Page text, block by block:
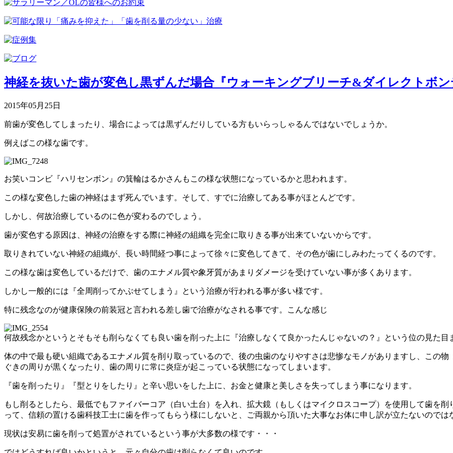
神経を抜いた歯が変色し黒ずんだ場合『ウォーキングブリーチ&ダイレクトボ
2015年05月25日
前歯が変色してしまったり、場合によっては黒ずんだりしている方もいらっしゃるんではないでしょうか。
例えばこの様な歯です。
お笑いコンビ『ハリセンボン』の箕輪はるかさんもこの様な状態になっているかと思われます。
この様な変色した歯の神経はまず死んでいます。そして、すでに治療してある事がほとんどです。
しかし、何故治療しているのに色が変わるのでしょう。
歯が変色する原因は、神経の治療をする際に神経の組織を完全に取りきる事が出来ていないからです。
取りきれていない神経の組織が、長い時間経つ事によって徐々に変色してきて、その色が歯にしみわたってくるのです。
この様な歯は変色しているだけで、歯のエナメル質や象牙質があまりダメージを受けていない事が多くあります。
しかし一般的には『全周削ってかぶせてしまう』という治療が行われる事が多い様です。
特に残念なのが健康保険の前装冠と言われる差し歯で治療がなされる事です。こんな感じ
何故残念かというとそもそも削らなくても良い歯を削った上に『治療しなくて良かったんじゃないの？』という位の見た目
体の中で最も硬い組織であるエナメル質を削り取っているので、後の虫歯のなりやすさは悲惨なモノがありますし、この
ぐきの周りが黒くなったり、歯の周りに常に炎症が起こっている状態になってしまいます。
『歯を削ったり』『型とりをしたり』と辛い思いをした上に、お金と健康と美しさを失ってしまう事になります。
もし削るとしたら、最低でもファイバーコア（白い土台）を入れ、拡大鏡（もしくはマイクロスコープ）を使用して歯を
って、信頼の置ける歯科技工士に歯を作ってもらう様にしないと、ご両親から頂いた大事なお体に申し訳が立たないのでは
現状は安易に歯を削って処置がされているという事が大多数の様です・・・